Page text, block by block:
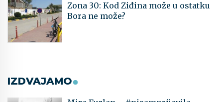
Zona 30: Kod Ziđina može u ostatku
Bora ne može?
IZDVAJAMO